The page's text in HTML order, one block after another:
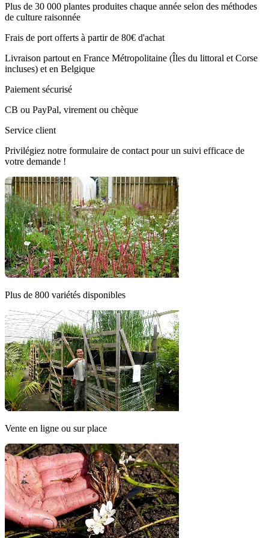
Plus de 30 000 plantes produites chaque année selon des méthodes
de culture raisonnée
Frais de port offerts à partir de 80€ d'achat
Livraison partout en France Métropolitaine (Îles du littoral et Corse
incluses) et en Belgique
Paiement sécurisé
CB ou PayPal, virement ou chèque
Service client
Privilégiez notre formulaire de contact pour un suivi efficace de
votre demande !
Plus de 800 variétés disponibles
Vente en ligne ou sur place